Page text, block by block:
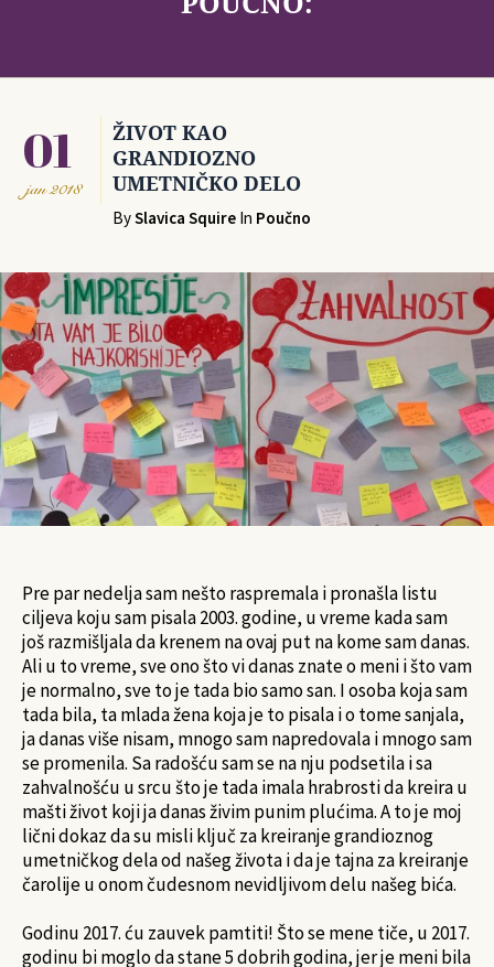
01
jan2018
ŽIVOT KAO
GRANDIOZNO
UMETNIČKO DELO
BySlavica Squire In Poučno
Pre par nedelja sam nešto raspremala i pronašla listu
ciljeva koju sam pisala 2003. godine, u vreme kada sam
još razmišljala da krenem na ovaj put na kome sam danas.
Ali u to vreme, sve ono što vi danas znate o meni i što vam
je normalno, sve to je tada bio samo san. I osoba koja sam
tada bila, ta mlada žena koja je to pisala i o tome sanjala,
ja danas više nisam, mnogo sam napredovala i mnogo sam
se promenila. Sa radošću sam se na nju podsetila i sa
zahvalnošću u srcu što je tada imala hrabrosti da kreira u
mašti život koji ja danas živim punim plućima. A to je moj
lični dokaz da su misli ključ za kreiranje grandioznog
umetničkog dela od našeg života i da je tajna za kreiranje
čarolije u onom čudesnom nevidljivom delu našeg bića.
Godinu 2017. ću zauvek pamtiti! Što se mene tiče, u 2017.
godinu bi moglo da stane 5 dobrih godina, jer je meni bila